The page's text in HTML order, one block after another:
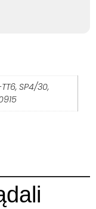
SP4/30,